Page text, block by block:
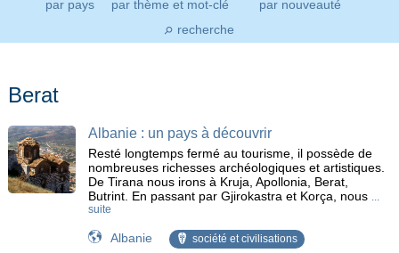
par pays par thème et mot-clé par nouveauté
⚲ recherche
Berat
Albanie : un pays à découvrir
Resté longtemps fermé au tourisme, il possède de
nombreuses richesses archéologiques et artistiques.
De Tirana nous irons à Kruja, Apollonia, Berat,
Butrint. En passant par Gjirokastra et Korça, nous
suite
Albanie société et civilisations